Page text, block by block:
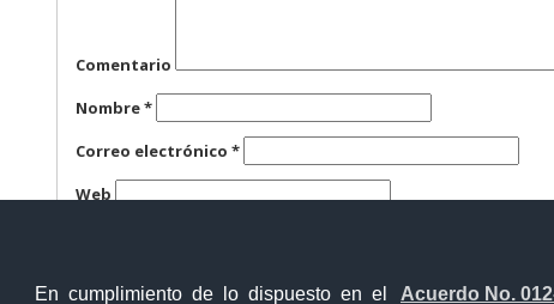
En cumplimiento de lo dispuesto en el Acuerdo No.
Comentario
Nombre*
Correo electrónico*
Web